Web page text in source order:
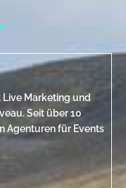
Marketing und
Seit über 10
Agenturen für Events